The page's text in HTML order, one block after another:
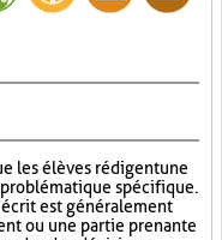
les élèves rédigent une
spécifique.
est généralement
ou une partie prenante